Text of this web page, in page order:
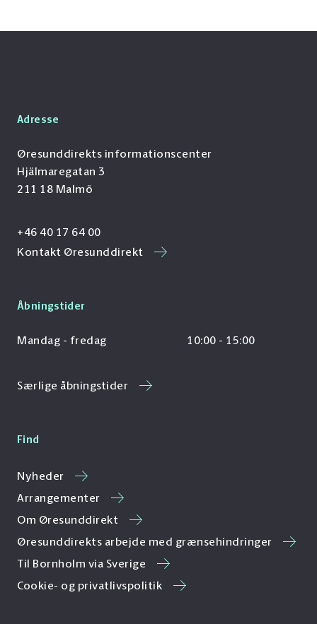
Adresse
Øresunddirekts informationscenter
Hjälmaregatan 3
211 18 Malmö
+46 40 17 64 00
Kontakt Øresunddirekt
Åbningstider
Mandag - fredag 10:00 - 15:00
Særlige åbningstider
Find
Nyheder
Arrangementer
Om Øresunddirekt
Øresunddirekts arbejde med grænsehindringer
Til Bornholm via Sverige
Cookie- og privatlivspolitik